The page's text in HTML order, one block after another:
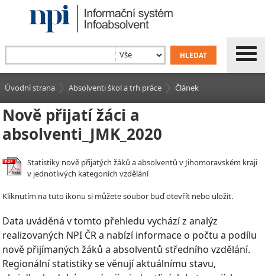
Úvodní strana Absolventi škol a trh práce Článek
Nově přijatí žáci a
absolventi_JMK_2020
Statistiky nově přijatých žáků a absolventů v Jihomoravském kraji
v jednotlivých kategoriích vzdělání
Kliknutím na tuto ikonu si můžete soubor buď otevřít nebo uložit.
Data uváděná v tomto přehledu vychází z analýz
realizovaných NPI ČR a nabízí informace o počtu a podílu
nově přijímaných žáků a absolventů středního vzdělání.
Regionální statistiky se věnují aktuálnímu stavu,